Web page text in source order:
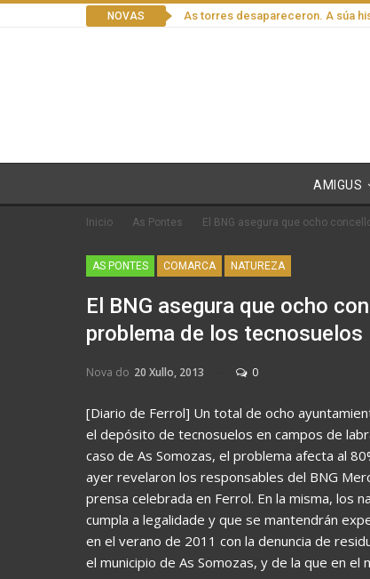
NOVAS As torres desapareceron. A súa
AMIGUS
Inicio As Pontes El BNG asegura que ocho
AS PONTES COMARCA NATUREZA
El BNG asegura que ocho
problema de los tecnosuelos
Nova do 20 Xullo, 2013 0
[Diario de Ferrol] Un total de ocho
el depósito de tecnosuelos en campos de
caso de As Somozas, el problema afecta al
ayer revelaron los responsables del BNG
prensa celebrada en Ferrol. En la misma, los
cumpla a legalidade y que se mantendrán
en el verano de 2011 con la denuncia de
el municipio de As Somozas, y de la que en